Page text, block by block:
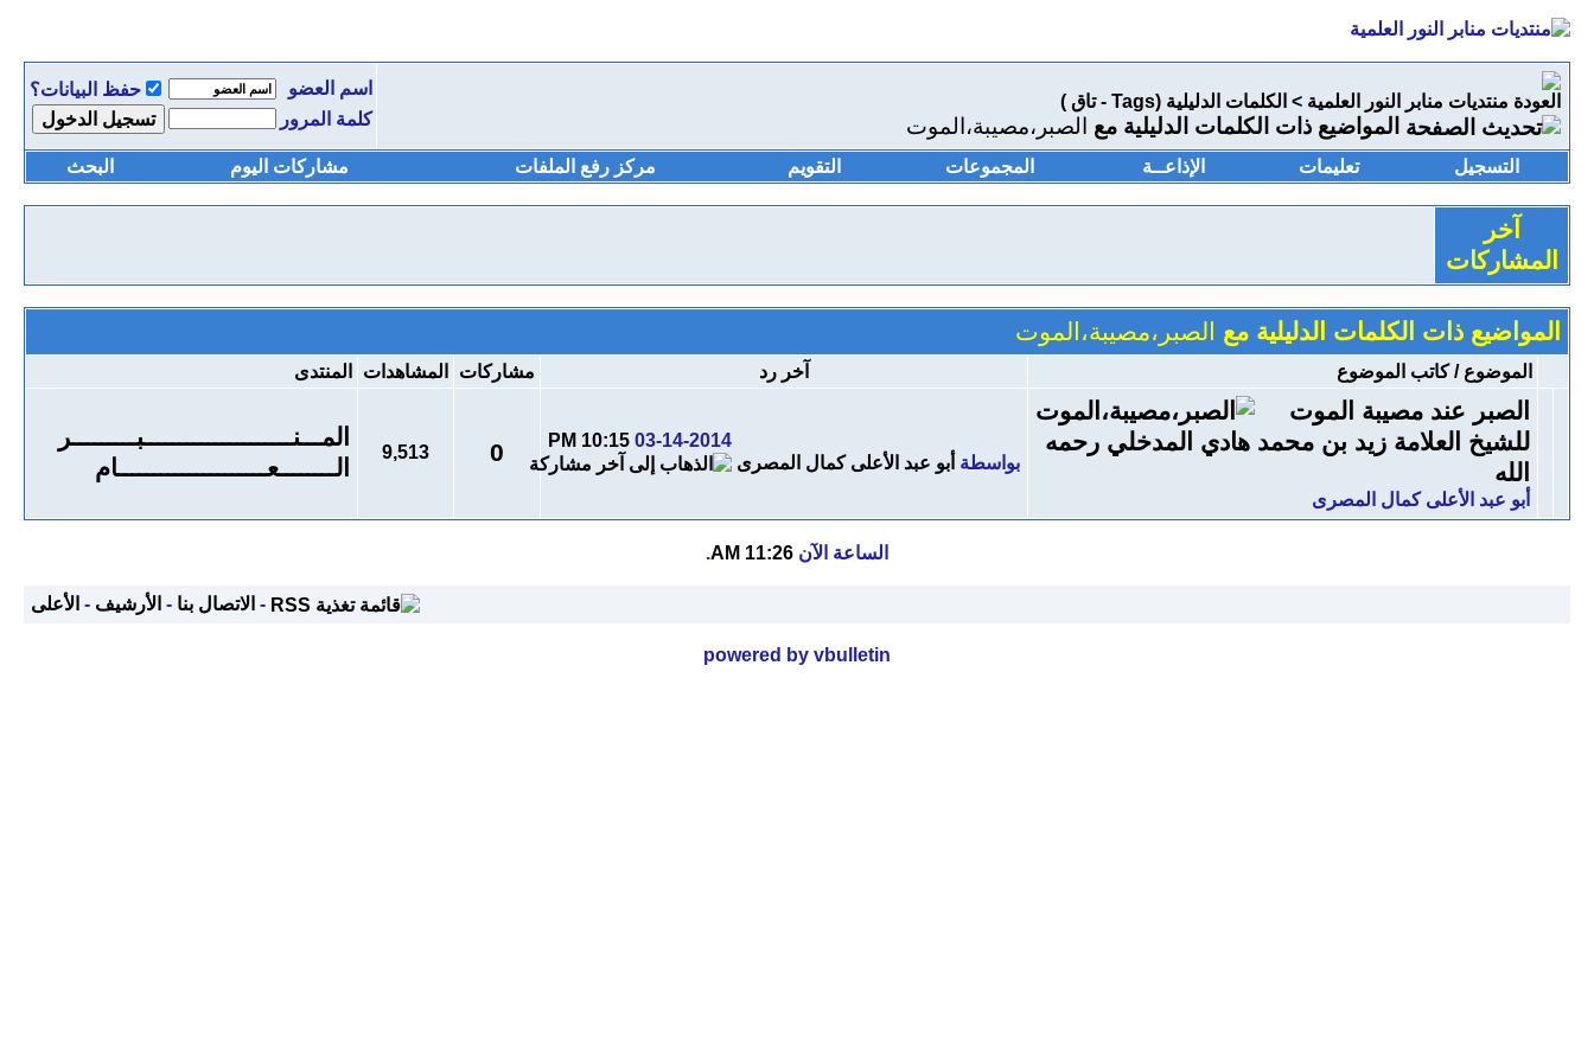
منتديات منابر النور العلمية > الكلمات الدليلية (Tags - تاق )
المواضيع ذات الكلمات الدليلية مع الصبر،مصيبة،الموت
اسم العضو
حفظ البيانات؟
كلمة المرور
التسجيل تعليمات الإذاعــة المجموعات التقويم مركز رفع الملفات مشاركات اليوم البحث
آخر
المشاركات
المواضيع ذات الكلمات الدليلية مع الصبر،مصيبة،الموت
الموضوع / كاتب الموضوع آخر رد مشاركات المشاهدات المنتدى
الصبر عند مصيبة الموت
للشيخ العلامة زيد بن محمد هادي المدخلي رحمه
الله
أبو عبد الأعلى كمال المصرى
03-14-2014
10:15 PM
بواسطة أبو عبد الأعلى كمال المصرى 0
9,513
المـــنـــــــــــــــــــــبـــــــــر
الــــــــعـــــــــــــــــــــام
الساعة الآن 11:26 AM
.
- الاتصال بنا - الأرشيف - الأعلى
powered by vbulletin